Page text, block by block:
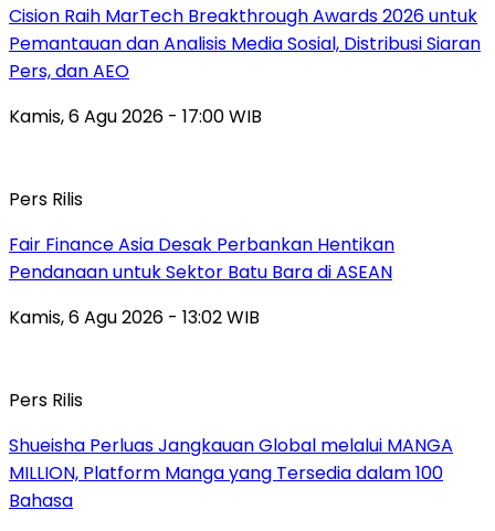
Cision Raih MarTech Breakthrough Awards 2026 untuk
Pemantauan dan Analisis Media Sosial, Distribusi Siaran
Pers, dan AEO
Kamis, 6 Agu 2026 - 17:00 WIB
Pers Rilis
Fair Finance Asia Desak Perbankan Hentikan
Pendanaan untuk Sektor Batu Bara di ASEAN
Kamis, 6 Agu 2026 - 13:02 WIB
Pers Rilis
Shueisha Perluas Jangkauan Global melalui MANGA
MILLION, Platform Manga yang Tersedia dalam 100
Bahasa